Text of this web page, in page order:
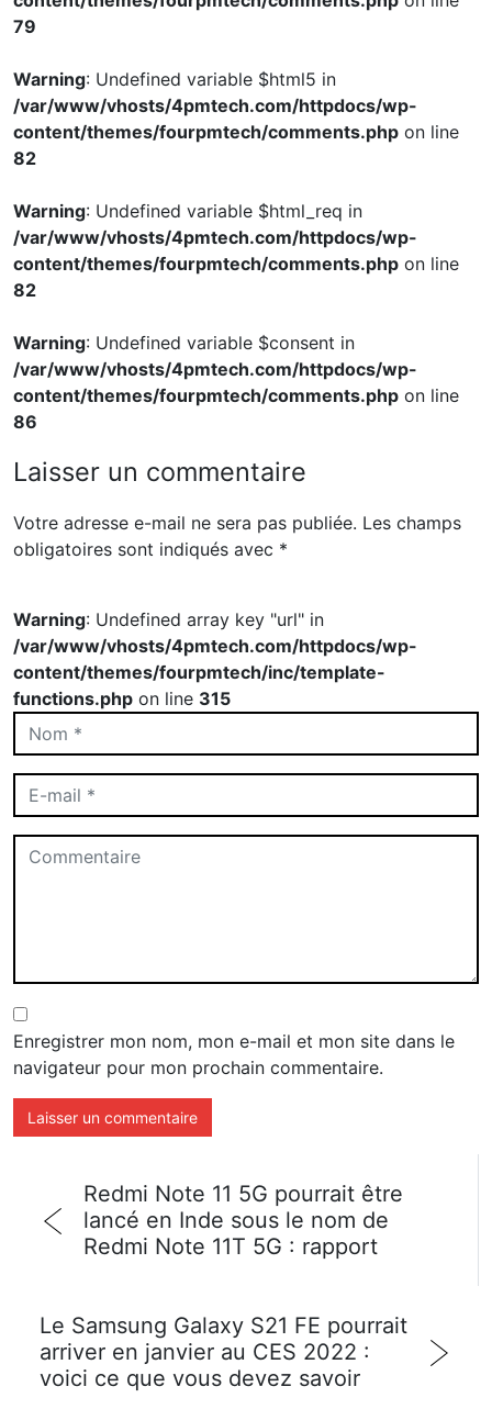
79
Warning: Undefined variable $html5 in
/var/www/vhosts/4pmtech.com/httpdocs/wp-
content/themes/fourpmtech/comments.php on line
82
Warning: Undefined variable $html_req in
/var/www/vhosts/4pmtech.com/httpdocs/wp-
content/themes/fourpmtech/comments.php on line
82
Warning: Undefined variable $consent in
/var/www/vhosts/4pmtech.com/httpdocs/wp-
content/themes/fourpmtech/comments.php on line
86
Laisser un commentaire
Votre adresse e-mail ne sera pas publiée. Les champs
obligatoires sont indiqués avec *
Warning: Undefined array key "url" in
/var/www/vhosts/4pmtech.com/httpdocs/wp-
content/themes/fourpmtech/inc/template-
functions.php on line 315
Enregistrer mon nom, mon e-mail et mon site dans le
navigateur pour mon prochain commentaire.
Redmi Note 11 5G pourrait être
lancé en Inde sous le nom de
Redmi Note 11T 5G : rapport
Le Samsung Galaxy S21 FE pourrait
arriver en janvier au CES 2022 :
voici ce que vous devez savoir